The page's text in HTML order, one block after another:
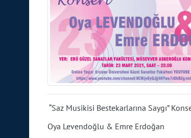
“Saz Musikisi Bestekarlarına Saygı”
Oya Levendoğlu & Emre Erdoğan